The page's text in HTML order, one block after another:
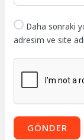
Daha sonraki
adresim ve site
GÖNDER